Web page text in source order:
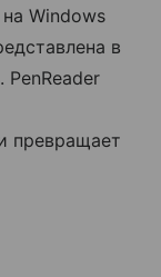
Windows
в
превращает